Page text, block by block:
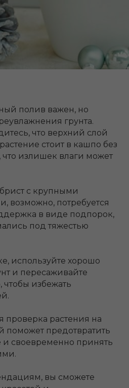
полив важен, но
грунта.
что верхний слой
стоит в кашпо без
что излишек влаги может
с крупными
возможно, потребуется
в виде подпорок,
под тяжестью
используйте хорошо
и пересаживайте
чтобы избежать
проверка растения на
поможет предотвратить
и своевременно принять
вы сможете